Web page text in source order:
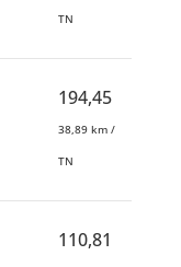
TN
194,45
38,89 km /
TN
110,81